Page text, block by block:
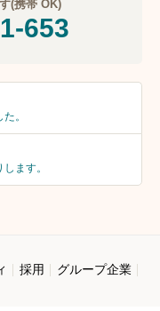
(携帯 OK)
653
。
ます。
採用
グループ企業